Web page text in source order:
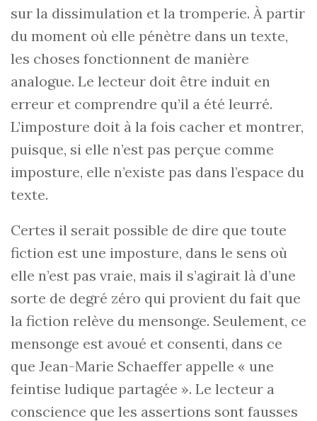
sur la dissimulation et la tromperie. À partir
du moment où elle pénètre dans un texte,
les choses fonctionnent de manière
analogue. Le lecteur doit être induit en
erreur et comprendre qu’il a été leurré.
L’imposture doit à la fois cacher et montrer,
puisque, si elle n’est pas perçue comme
imposture, elle n’existe pas dans l’espace du
texte.
Certes il serait possible de dire que toute
fiction est une imposture, dans le sens où
elle n’est pas vraie, mais il s’agirait là d’une
sorte de degré zéro qui provient du fait que
la fiction relève du mensonge. Seulement, ce
mensonge est avoué et consenti, dans ce
que Jean-Marie Schaeffer appelle « une
feintise ludique partagée ». Le lecteur a
conscience que les assertions sont fausses